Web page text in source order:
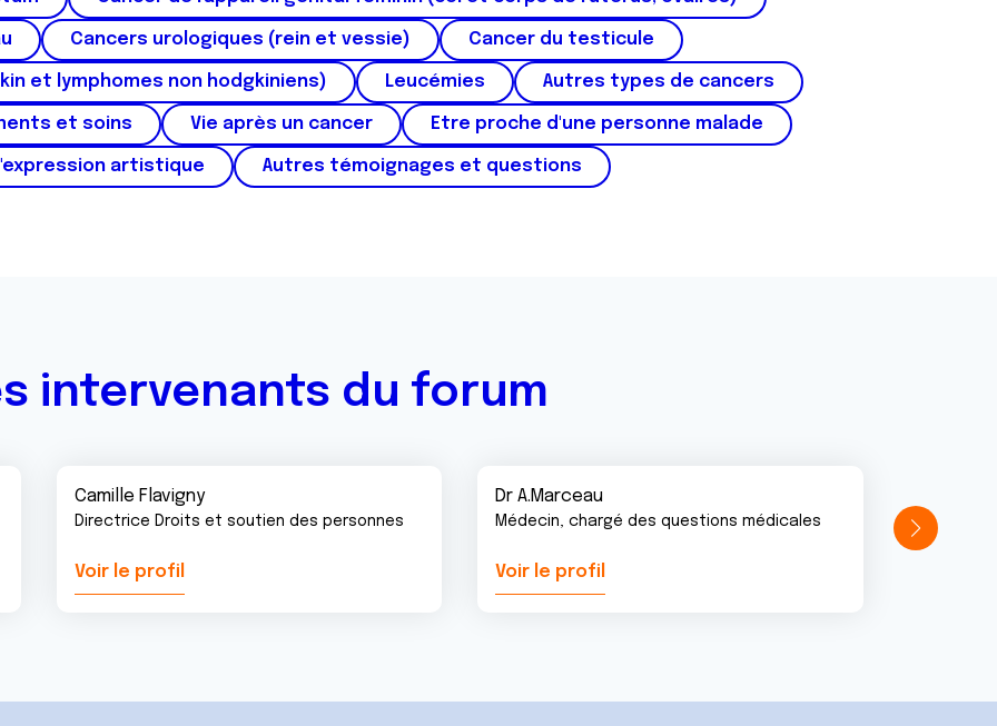
Cancers urologiques (rein et vessie) Cancer du testicule
et lymphomes non hodgkiniens) Leucémies Autres types de cancers
et soins Vie après un cancer Etre proche d'une personne malade
artistique Autres témoignages et questions
intervenants du forum
Camille Flavigny
Directrice Droits et soutien des personnes
Voir le profil
Dr A.Marceau
Médecin, chargé des questions médicales
Voir le profil